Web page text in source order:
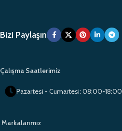
Bizi Paylaşın
Çalışma Saatlerimiz
Pazartesi - Cumartesi: 08:00-18:00
Markalarımız